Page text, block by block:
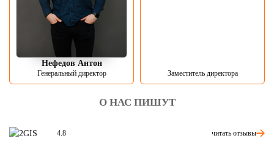
Нефедов Антон
Генеральный директор Заместитель директора
О НАС ПИШУТ
4.8 читать отзывы